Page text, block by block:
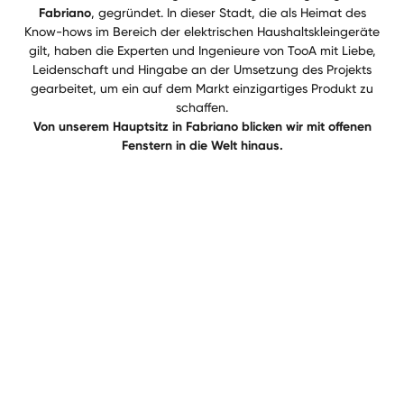
Fabriano, gegründet. In dieser Stadt, die als Heimat des
Know-hows im Bereich der elektrischen Haushaltskleingeräte
gilt, haben die Experten und Ingenieure von TooA mit Liebe,
Leidenschaft und Hingabe an der Umsetzung des Projekts
gearbeitet, um ein auf dem Markt einzigartiges Produkt zu
schaffen.
Von unserem Hauptsitz in Fabriano blicken wir mit offenen
Fenstern in die Welt hinaus.